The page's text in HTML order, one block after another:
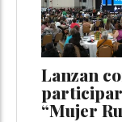
Lanzan
“Mujer